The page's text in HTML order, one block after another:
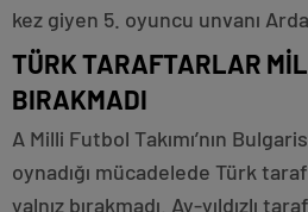
kez giyen 5. oyuncu unvanı
TÜRK TARAFTARLAR
BIRAKMADI
A Milli Futbol Takımı’nın
oynadığı mücadelede Türk
yalnız bırakmadı. Ay-yıldızlı